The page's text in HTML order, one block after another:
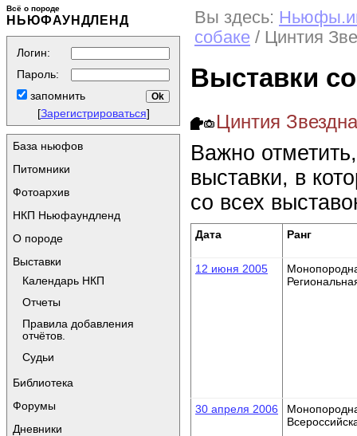
Всё о породе
НЬЮФАУНДЛЕНД
Логин:
Пароль:
запомнить
[Зарегистрироваться]
База ньюфов
Питомники
Фотоархив
НКП Ньюфаундленд
О породе
Выставки
Календарь НКП
Отчеты
Правила добавления
отчётов.
Судьи
Библиотека
Форумы
Дневники
Вы здесь:
собаке / Цинтия
Выставки
Цинтия
Важно
выставки, в
со всех
Дата Ранг
12 июня 2005
30 апреля 2006